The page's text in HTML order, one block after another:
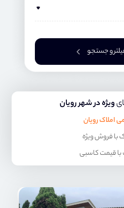
و جستجو
ویژه در شهر رویان
املاک رویان
با فروش ویژه
با قیمت کاسبی